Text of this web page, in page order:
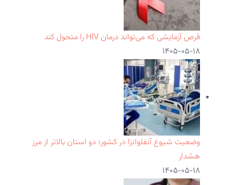
قرص آزمایشی که می‌تواند درمان HIV را متحول کند
۱۴۰۵-۰۵-۱۸
وضعیت شیوع آنفلوانزا در کشور؛ دو استان بالاتر از مرز
هشدار
۱۴۰۵-۰۵-۱۸